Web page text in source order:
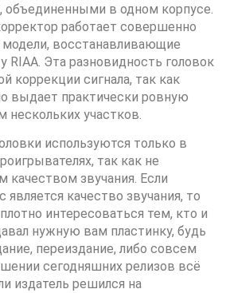
объединенными в одном корпусе.
работает совершенно
восстанавливающие
RIAA. Эта разновидность головок
коррекции сигнала, так как
выдает практически ровную
участков.
используются только в
так как не
качеством звучания. Если
является качество звучания, то
интересоваться тем, кто и
нужную вам пластинку, будь
переиздание, либо совсем
сегодняшних релизов всё
издатель решился на